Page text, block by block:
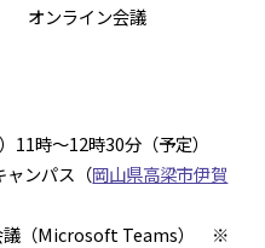
ライン会議
時～12時30分（予定）
ャンパス（岡山県高梁市伊賀
Microsoft Teams） ※